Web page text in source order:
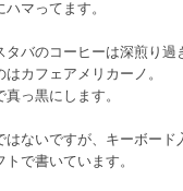
マってます。
バのコーヒーは深煎り過
カフェアメリカーノ。
っ黒にします。
ないですが、キーボード
で書いています。